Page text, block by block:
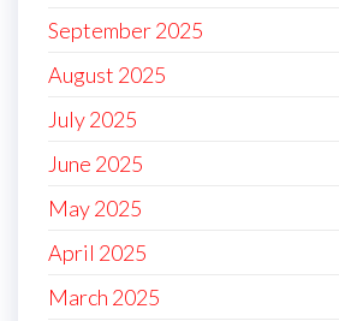
September 2025
August 2025
July 2025
June 2025
May 2025
April 2025
March 2025